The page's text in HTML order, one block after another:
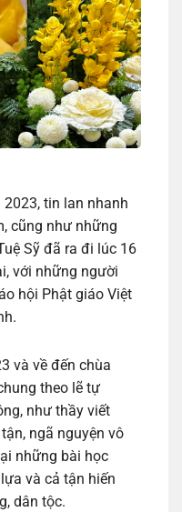
tin lan nhanh
cũng như những
Sỹ đã ra đi lúc 16
với những người
hội Phật giáo Việt
và về đến chùa
theo lẽ tự
như thầy viết
ngã nguyện vô
những bài học
và cả tận hiến
dân tộc.